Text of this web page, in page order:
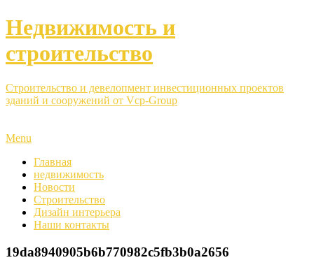
Недвижимость и
строительство
Строительство и девелопмент инвестиционных проектов
зданий и сооружений от Vcp-Group
Menu
Главная
недвижимость
Новости
Строительство
Дизайн интерьера
Наши контакты
19da8940905b6b770982c5fb3b0a2656